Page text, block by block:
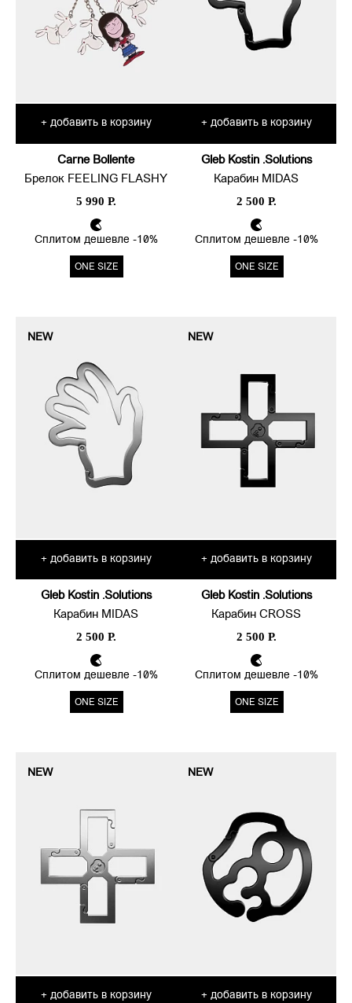
+ добавить в корзину
Carne Bollente
Брелок FEELING FLASHY
5 990 Р.
Сплитом дешевле -10%
ONE SIZE
+ добавить в корзину
Gleb Kostin .Solutions
Карабин MIDAS
2 500 Р.
Сплитом дешевле -10%
ONE SIZE
NEW
+ добавить в корзину
Gleb Kostin .Solutions
Карабин MIDAS
2 500 Р.
Сплитом дешевле -10%
ONE SIZE
NEW
+ добавить в корзину
Gleb Kostin .Solutions
Карабин CROSS
2 500 Р.
Сплитом дешевле -10%
ONE SIZE
NEW
+ добавить в корзину
NEW
+ добавить в корзину